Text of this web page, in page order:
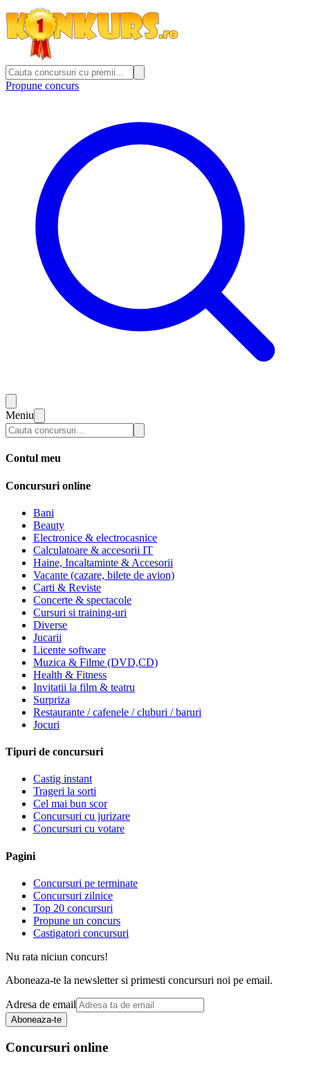
Propune concurs
Meniu
Contul meu
Concursuri online
Bani
Beauty
Electronice & electrocasnice
Calculatoare & accesorii IT
Haine, Incaltaminte & Accesorii
Vacante (cazare, bilete de avion)
Carti & Reviste
Concerte & spectacole
Cursuri si training-uri
Diverse
Jucarii
Licente software
Muzica & Filme (DVD,CD)
Health & Fitness
Invitatii la film & teatru
Surpriza
Restaurante / cafenele / cluburi / baruri
Jocuri
Tipuri de concursuri
Castig instant
Trageri la sorti
Cel mai bun scor
Concursuri cu jurizare
Concursuri cu votare
Pagini
Concursuri pe terminate
Concursuri zilnice
Top 20 concursuri
Propune un concurs
Castigatori concursuri
Nu rata niciun concurs!
Aboneaza-te la newsletter si primesti concursuri noi pe email.
Adresa de email
Aboneaza-te
Concursuri online